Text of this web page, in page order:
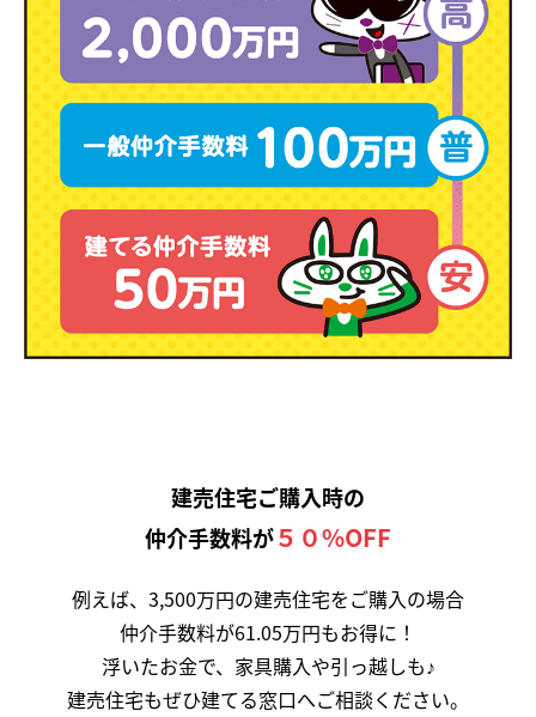
建売住宅ご購入時の
仲介手数料が５０%OFF
例えば、3,500万円の建売住宅をご購入の場合
仲介手数料が61.05万円もお得に！
浮いたお金で、家具購入や引っ越しも♪
建売住宅もぜひ建てる窓口へご相談ください。